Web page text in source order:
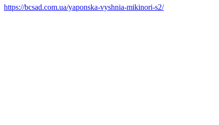
https://bcsad.com.ua/yaponska-vyshnia-mikinori-s2/